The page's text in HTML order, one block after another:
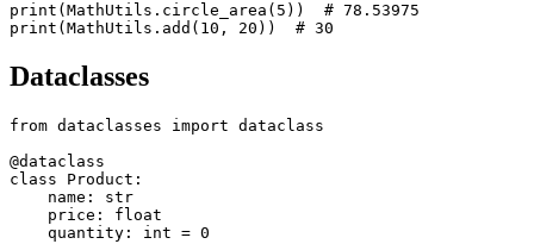
print(MathUtils.circle_area(5))  # 78.53975
Dataclasses
from dataclasses import dataclass
@dataclass
class Product:
    name: str
    price: float
    quantity: int = 0